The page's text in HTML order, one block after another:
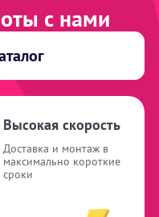
с нами
Высокая скорость
Доставка и монтаж в
максимально короткие
сроки